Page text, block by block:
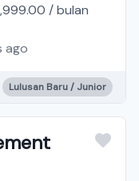
/bulan
ago
Lulusan Baru / Junior